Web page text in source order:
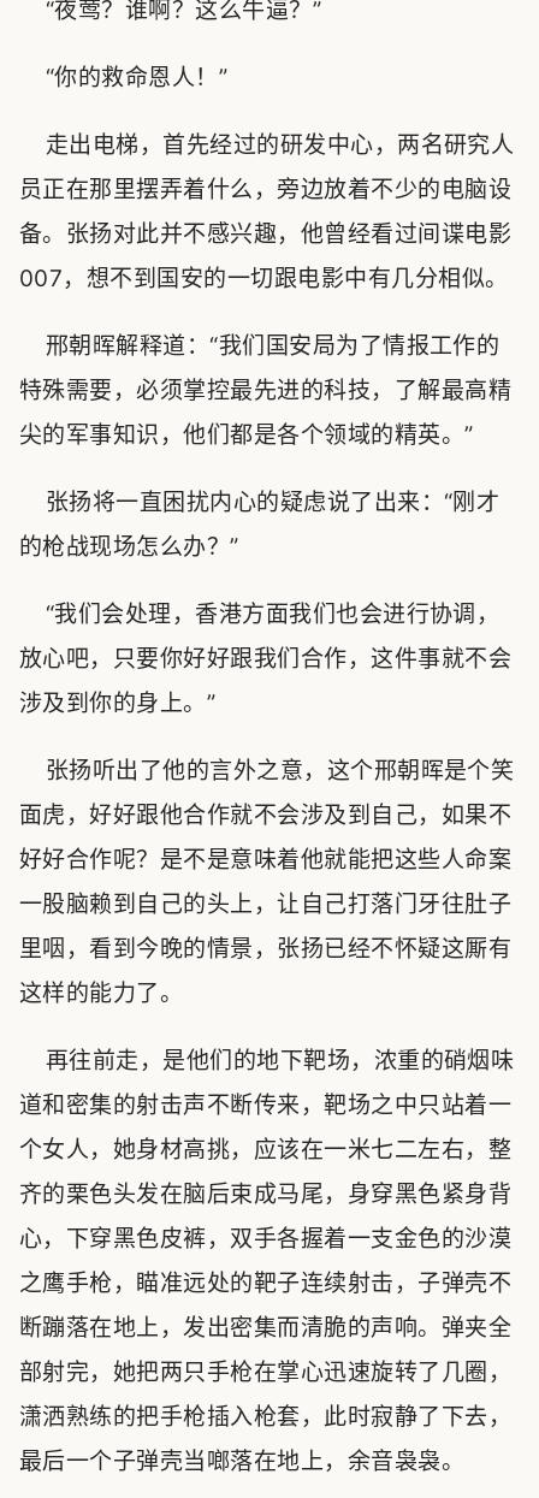
“夜莺？谁啊？这么牛逼？”
“你的救命恩人！”
走出电梯，首先经过的研发中心，两名研究人
员正在那里摆弄着什么，旁边放着不少的电脑设
备。张扬对此并不感兴趣，他曾经看过间谍电影
007，想不到国安的一切跟电影中有几分相似。
邢朝晖解释道：“我们国安局为了情报工作的
特殊需要，必须掌控最先进的科技，了解最高精
尖的军事知识，他们都是各个领域的精英。”
张扬将一直困扰内心的疑虑说了出来：“刚才
的枪战现场怎么办？”
“我们会处理，香港方面我们也会进行协调，
放心吧，只要你好好跟我们合作，这件事就不会
涉及到你的身上。”
张扬听出了他的言外之意，这个邢朝晖是个笑
面虎，好好跟他合作就不会涉及到自己，如果不
好好合作呢？是不是意味着他就能把这些人命案
一股脑赖到自己的头上，让自己打落门牙往肚子
里咽，看到今晚的情景，张扬已经不怀疑这厮有
这样的能力了。
再往前走，是他们的地下靶场，浓重的硝烟味
道和密集的射击声不断传来，靶场之中只站着一
个女人，她身材高挑，应该在一米七二左右，整
齐的栗色头发在脑后束成马尾，身穿黑色紧身背
心，下穿黑色皮裤，双手各握着一支金色的沙漠
之鹰手枪，瞄准远处的靶子连续射击，子弹壳不
断蹦落在地上，发出密集而清脆的声响。弹夹全
部射完，她把两只手枪在掌心迅速旋转了几圈，
潇洒熟练的把手枪插入枪套，此时寂静了下去，
最后一个子弹壳当啷落在地上，余音袅袅。